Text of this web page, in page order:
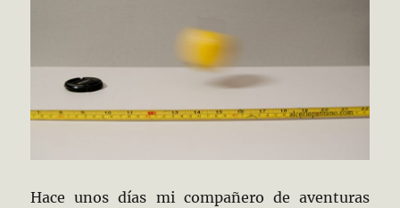
Hace unos días mi compañero de aventuras